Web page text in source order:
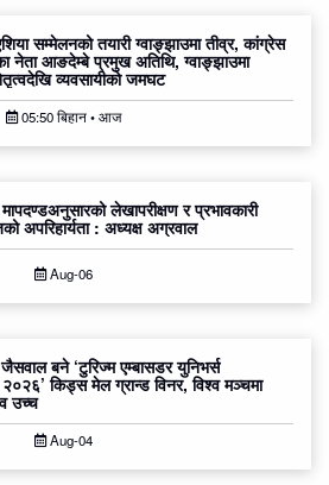
सम्मेलनको तयारी ग्वाङ्झाउमा तीव्र, कांग्रेस
नेता आङदेम्बे प्रमुख अतिथि, ग्वाङ्झाउमा
व्यवसायीको जमघट
05:50 बिहान • आज
मापदण्डअनुसारको लेखापरीक्षण र प्रभावकारी
अपरिहार्यता : अध्यक्ष अग्रवाल
Aug-06
बने ‘टुरिज्म एम्बासडर युनिभर्स
किड्स मेल ग्रान्ड विनर, विश्व मञ्चमा
उच्च
Aug-04